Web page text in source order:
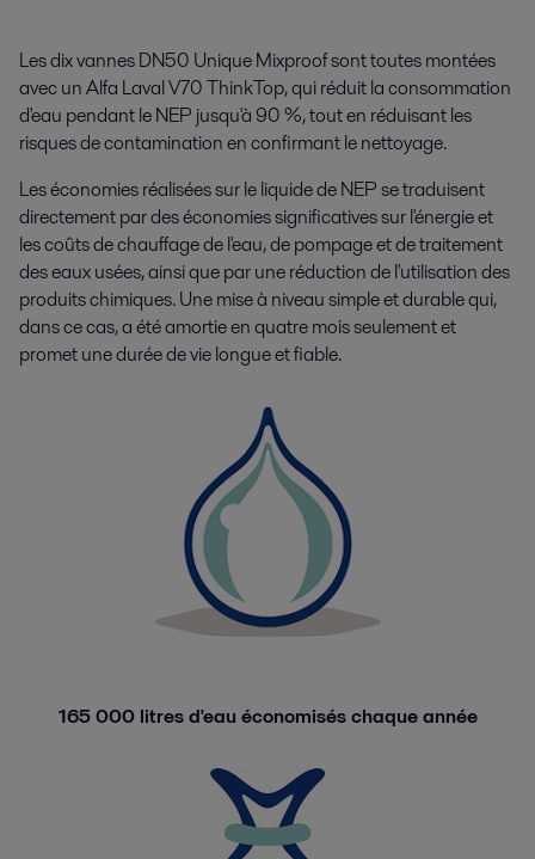
Les dix vannes DN50 Unique Mixproof sont toutes montées
avec un Alfa Laval V70 ThinkTop, qui réduit la consommation
d'eau pendant le NEP jusqu'à 90 %, tout en réduisant les
risques de contamination en confirmant le nettoyage.
Les économies réalisées sur le liquide de NEP se traduisent
directement par des économies significatives sur l'énergie et
les coûts de chauffage de l'eau, de pompage et de traitement
des eaux usées, ainsi que par une réduction de l'utilisation des
produits chimiques. Une mise à niveau simple et durable qui,
dans ce cas, a été amortie en quatre mois seulement et
promet une durée de vie longue et fiable.
165 000 litres d'eau économisés chaque année